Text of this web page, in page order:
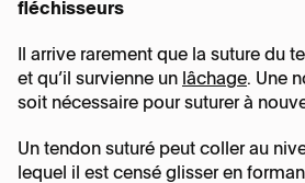
fléchisseurs
Il arrive rarement que la suture du
et qu’il survienne un lâchage. Une
soit nécessaire pour suturer à
Un tendon suturé peut coller au
lequel il est censé glisser en